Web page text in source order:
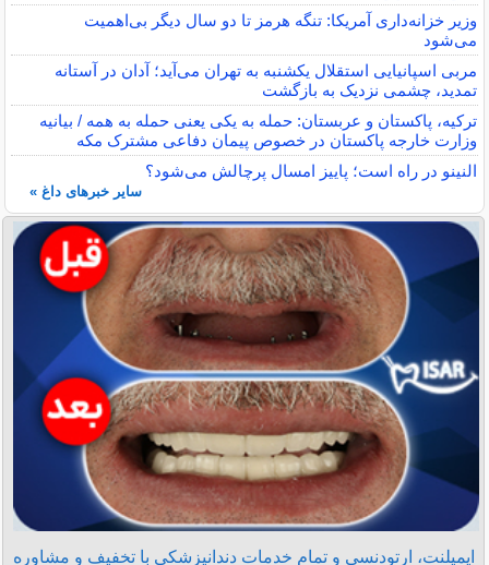
وزیر خزانه‌داری آمریکا: تنگه هرمز تا دو سال دیگر بی‌اهمیت
می‌شود
مربی اسپانیایی استقلال یکشنبه به تهران می‌آید؛ آدان در آستانه
تمدید، چشمی نزدیک به بازگشت
ترکیه، پاکستان و عربستان: حمله به یکی یعنی حمله به همه / بیانیه
وزارت خارجه پاکستان در خصوص پیمان دفاعی مشترک مکه
النینو در راه است؛ پاییز امسال پرچالش می‌شود؟
سایر خبرهای داغ »
ایمپلنت، ارتودنسی و تمام خدمات دندانپزشکی با تخفیف و مشاوره